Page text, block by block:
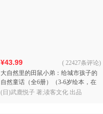
¥43.99
大自然里的田鼠小弟：给城市孩子的
自然童话（全6册）（3-6岁绘本，在
自然里打滚撒欢，在自然里向善向
( 22427条评论)
(日)武鹿悦子 著;读客文化 出品